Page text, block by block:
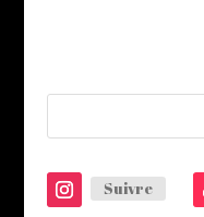
Suivre